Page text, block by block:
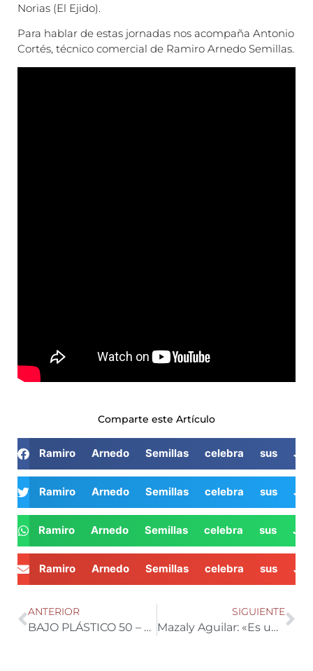
Norias (El Ejido).
Para hablar de estas jornadas nos acompaña Antonio
Cortés, técnico comercial de Ramiro Arnedo Semillas.
Comparte este Artículo
Ramiro Arnedo Semillas celebra sus
Ramiro Arnedo Semillas celebra sus
Ramiro Arnedo Semillas celebra sus
Ramiro Arnedo Semillas celebra sus
ANTERIOR
BAJO PLÁSTICO 50 – Con Pedro Teruel, perito tasador de siniestros
SIGUIENTE
Mazaly Aguilar: «Es un honor poder seguir representando los intereses de nuestros agricultores»